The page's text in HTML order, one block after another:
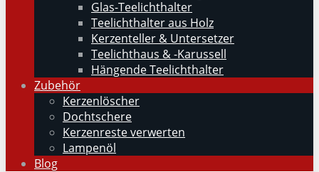
Glas-Teelichthalter
Teelichthalter aus Holz
Kerzenteller & Untersetzer
Teelichthaus & -Karussell
Hängende Teelichthalter
Zubehör
Kerzenlöscher
Dochtschere
Kerzenreste verwerten
Lampenöl
Blog